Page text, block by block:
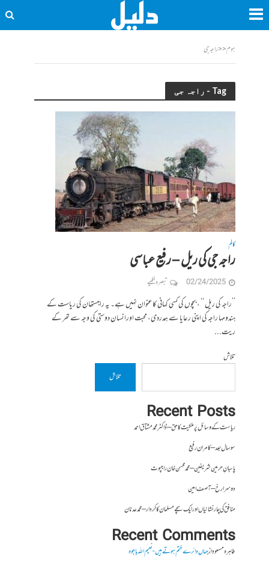
ہوم<<راجہ جی
Tag - راجہ جی
کالم
راجہ جی کی ریل – رفیع عباسی
02/24/2025 تبصرہ لکھیے
’’راجہ کی ریل ‘‘ ، بچوں کی کسی کہانی کا عنوان نہیں ہے۔ یہ راجستھان کی ریاست کے
ہندومہا راجہ کی اپنی رعایا سے ہمدردی، محبت اورانسان دوستی کی وجہ سے تھر کے
ریت...
تلاش
تلاش
Recent Posts
ریاست کے وسائل پر ملکیت کا حق – ڈاکٹر محمد مشتاق احمد
سو سال بعد – کامران رفیع
پاسبانِ حرمین شریفین – محمد محسن خان راجپوت
دوسرا رخ – آصف امین
منافق کی چار نشانیاں اور ایک سچے مسلمان کا کردار – محمد عدنان
Recent Comments
طاہرہ مسعودازجہاں دائرے ختم ہوتے ہیں- نعیم اللہ باجوہ